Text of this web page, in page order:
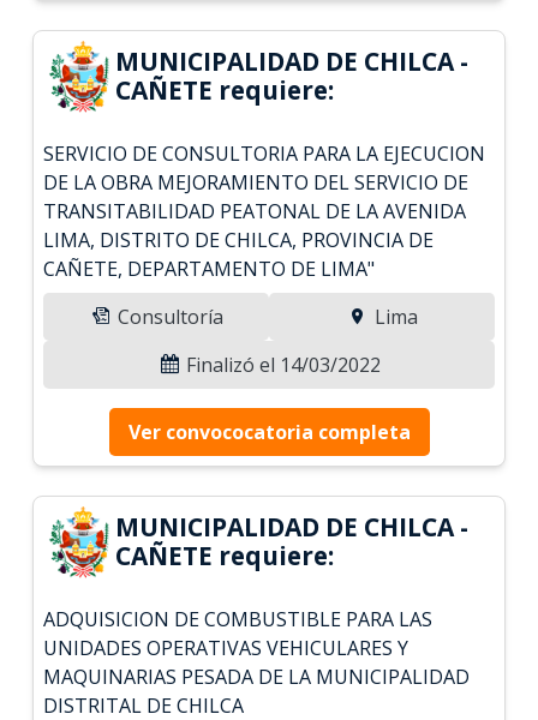
MUNICIPALIDAD DE CHILCA -
CAÑETE requiere:
SERVICIO DE CONSULTORIA PARA LA EJECUCION
DE LA OBRA MEJORAMIENTO DEL SERVICIO DE
TRANSITABILIDAD PEATONAL DE LA AVENIDA
LIMA, DISTRITO DE CHILCA, PROVINCIA DE
CAÑETE, DEPARTAMENTO DE LIMA"
Consultoría
Lima
Finalizó el 14/03/2022
Ver convococatoria completa
MUNICIPALIDAD DE CHILCA -
CAÑETE requiere:
ADQUISICION DE COMBUSTIBLE PARA LAS
UNIDADES OPERATIVAS VEHICULARES Y
MAQUINARIAS PESADA DE LA MUNICIPALIDAD
DISTRITAL DE CHILCA